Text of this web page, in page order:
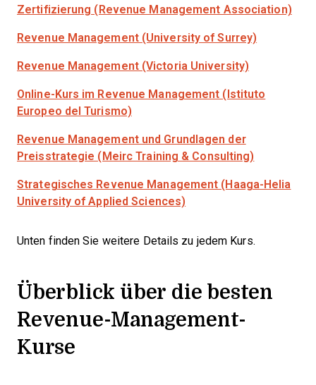
Zertifizierung (Revenue Management Association)
Revenue Management (University of Surrey)
Revenue Management (Victoria University)
Online-Kurs im Revenue Management (Istituto
Europeo del Turismo)
Revenue Management und Grundlagen der
Preisstrategie (Meirc Training & Consulting)
Strategisches Revenue Management (Haaga-Helia
University of Applied Sciences)
Unten finden Sie weitere Details zu jedem Kurs.
Überblick über die besten
Revenue-Management-
Kurse